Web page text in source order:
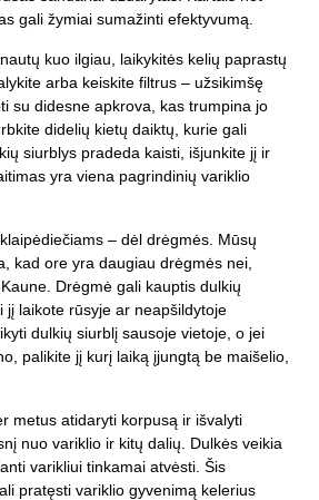
gali žymiai sumažinti efektyvumą.
kuo ilgiau, laikykitės kelių paprastų
arba keiskite filtrus – užsikimšę
su didesne apkrova, kas trumpina jo
didelių kietų daiktų, kurie gali
siurblys pradeda kaisti, išjunkite jį ir
yra viena pagrindinių variklio
– dėl drėgmės. Mūsų
kad ore yra daugiau drėgmės nei,
Drėgmė gali kauptis dulkių
jį laikote rūsyje ar neapšildytoje
dulkių siurblį sausoje vietoje, o jei
palikite jį kurį laiką įjungtą be maišelio,
metus atidaryti korpusą ir išvalyti
nuo variklio ir kitų dalių. Dulkės veikia
varikliui tinkamai atvėsti. Šis
pratęsti variklio gyvenimą kelerius